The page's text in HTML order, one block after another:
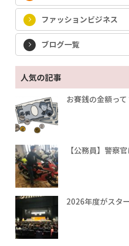
ファッションビジネス
ブログ一覧
人気の記事
お賽銭の金額って
【公務員】警察
2026年度がスタ